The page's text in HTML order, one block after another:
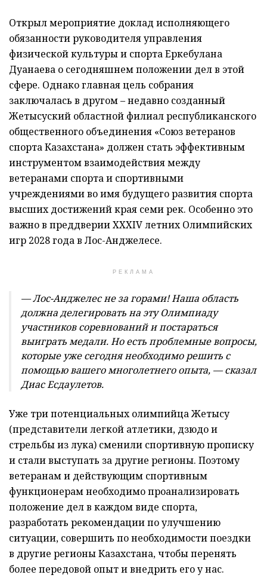
Открыл мероприятие доклад исполняющего
обязанности руководителя управления
физической культуры и спорта Еркебулана
Дуанаева о сегодняшнем положении дел в этой
сфере. Однако главная цель собрания
заключалась в другом – недавно созданный
Жетысуский областной филиал республиканского
общественного объединения «Союз ветеранов
спорта Казахстана» должен стать эффективным
инструментом взаимодействия между
ветеранами спорта и спортивными
учреждениями во имя будущего развития спорта
высших достижений края семи рек. Особенно это
важно в преддверии XXXIV летних Олимпийских
игр 2028 года в Лос-Анджелесе.
РЕКЛАМА
— Лос-Анджелес не за горами! Наша область
должна делегировать на эту Олимпиаду
участников соревнований и постараться
выиграть медали. Но есть проблемные вопросы,
которые уже сегодня необходимо решить с
помощью вашего многолетнего опыта, — сказал
Диас Есдаулетов.
Уже три потенциальных олимпийца Жетысу
(представители легкой атлетики, дзюдо и
стрельбы из лука) сменили спортивную прописку
и стали выступать за другие регионы. Поэтому
ветеранам и действующим спортивным
функционерам необходимо проанализировать
положение дел в каждом виде спорта,
разработать рекомендации по улучшению
ситуации, совершить по необходимости поездки
в другие регионы Казахстана, чтобы перенять
более передовой опыт и внедрить его у нас.